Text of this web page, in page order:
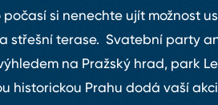
počasí si nenechte ujít možnost
střešní terase. Svatební party
na Pražský hrad, park
historickou Prahu dodá vaší